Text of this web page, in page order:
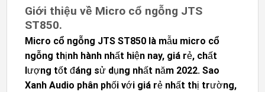
Giới thiệu về Micro cổ ngỗng JTS
ST850.
Micro cổ ngỗng JTS ST850 là mẫu micro cổ
ngỗng thịnh hành nhất hiện nay, giá rẻ, chất
lượng tốt đáng sử dụng nhất năm 2022. Sao
Xanh Audio phân phối với giá rẻ nhất thị trường,